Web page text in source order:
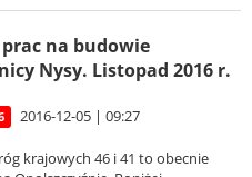
prac na budowie
Nysy. Listopad 2016 r.
2016-12-05 | 09:27
krajowych 46 i 41 to obecnie